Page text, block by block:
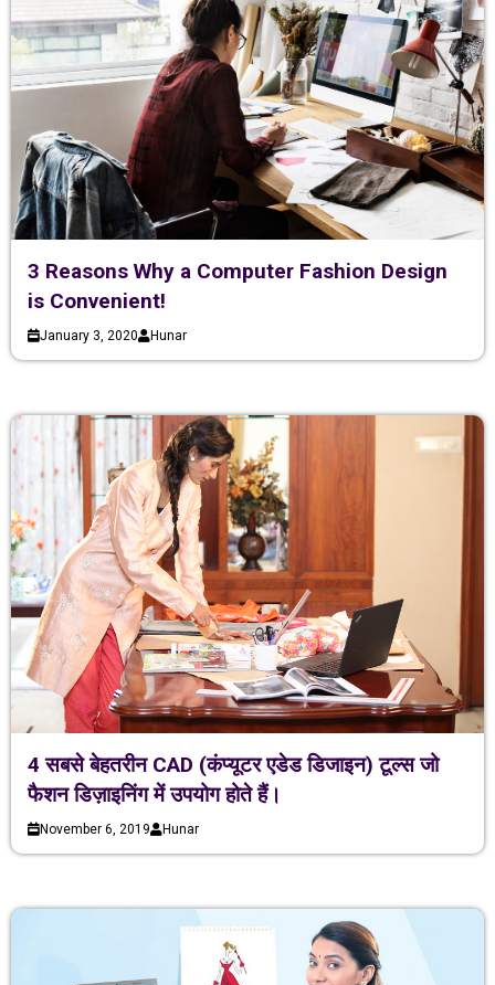
3 Reasons Why a Computer Fashion Design
is Convenient!
January 3, 2020 Hunar
4 सबसे बेहतरीन CAD (कंप्यूटर एडेड डिजाइन) टूल्स जो
फैशन डिज़ाइनिंग में उपयोग होते हैं।
November 6, 2019 Hunar